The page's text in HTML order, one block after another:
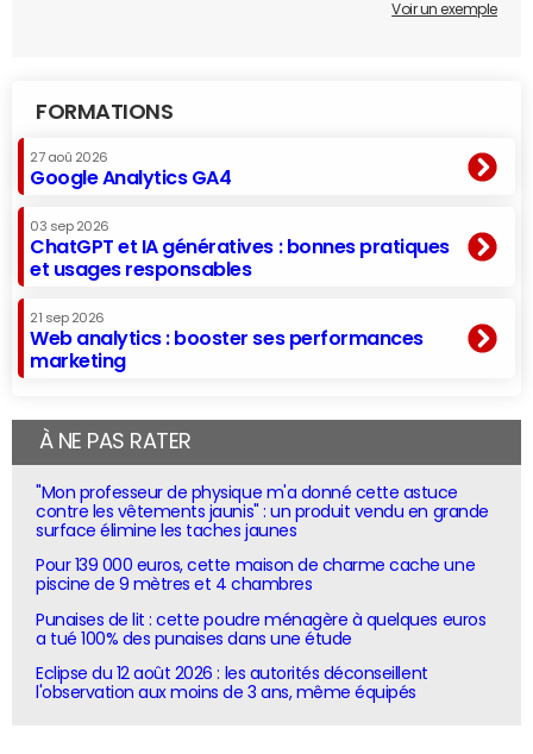
Voir un exemple
FORMATIONS
27 aoû 2026
Google Analytics GA4
03 sep 2026
ChatGPT et IA génératives : bonnes pratiques
et usages responsables
21 sep 2026
Web analytics : booster ses performances
marketing
À NE PAS RATER
"Mon professeur de physique m'a donné cette astuce
contre les vêtements jaunis" : un produit vendu en grande
surface élimine les taches jaunes
Pour 139 000 euros, cette maison de charme cache une
piscine de 9 mètres et 4 chambres
Punaises de lit : cette poudre ménagère à quelques euros
a tué 100% des punaises dans une étude
Eclipse du 12 août 2026 : les autorités déconseillent
l'observation aux moins de 3 ans, même équipés